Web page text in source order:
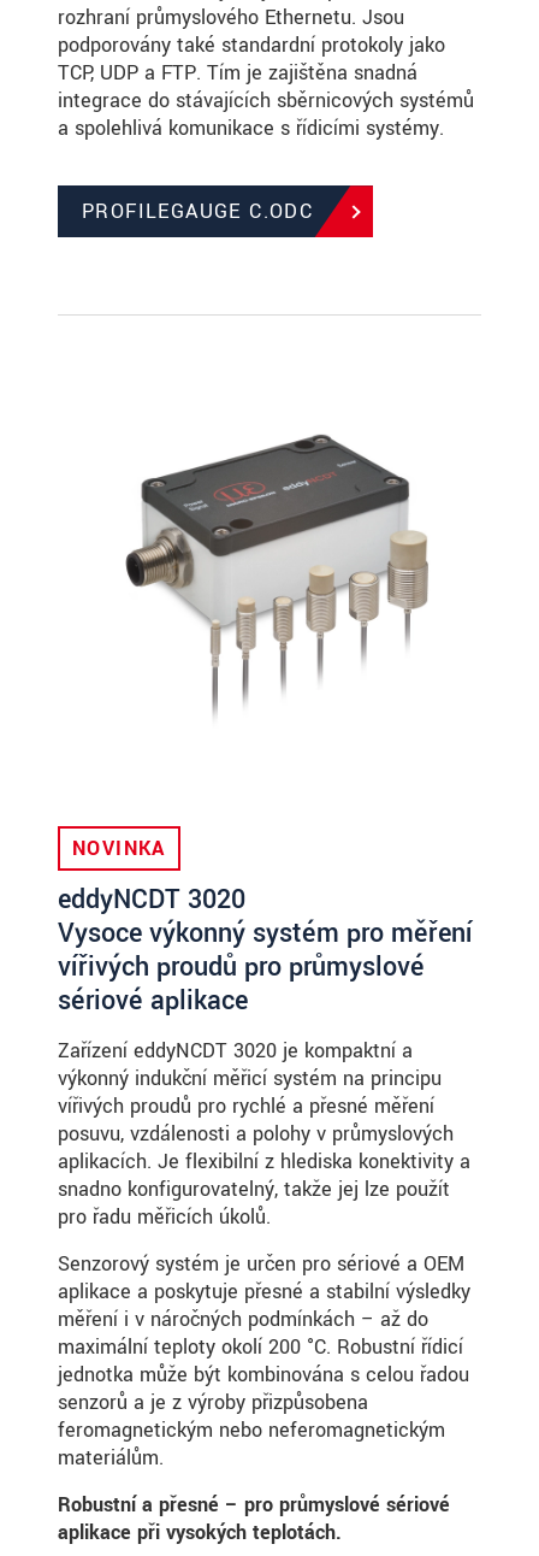
rozhraní průmyslového Ethernetu. Jsou
podporovány také standardní protokoly jako
TCP, UDP a FTP. Tím je zajištěna snadná
integrace do stávajících sběrnicových systémů
a spolehlivá komunikace s řídicími systémy.
PROFILEGAUGE C.ODC
NOVINKA
eddyNCDT 3020
Vysoce výkonný systém pro měření
vířivých proudů pro průmyslové
sériové aplikace
Zařízení eddyNCDT 3020 je kompaktní a
výkonný indukční měřicí systém na principu
vířivých proudů pro rychlé a přesné měření
posuvu, vzdálenosti a polohy v průmyslových
aplikacích. Je flexibilní z hlediska konektivity a
snadno konfigurovatelný, takže jej lze použít
pro řadu měřicích úkolů.
Senzorový systém je určen pro sériové a OEM
aplikace a poskytuje přesné a stabilní výsledky
měření i v náročných podmínkách – až do
maximální teploty okolí 200 °C. Robustní řídicí
jednotka může být kombinována s celou řadou
senzorů a je z výroby přizpůsobena
feromagnetickým nebo neferomagnetickým
materiálům.
Robustní a přesné – pro průmyslové sériové
aplikace při vysokých teplotách.